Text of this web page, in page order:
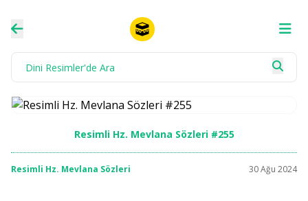
Resimli Hz. Mevlana Sözleri #255
Resimli Hz. Mevlana Sözleri 30 Ağu 2024